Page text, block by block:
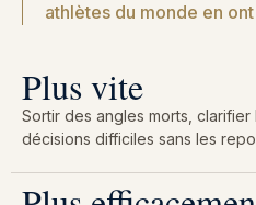
athlètes du monde en ont
Plus vite
Sortir des angles morts,
décisions difficiles sans les